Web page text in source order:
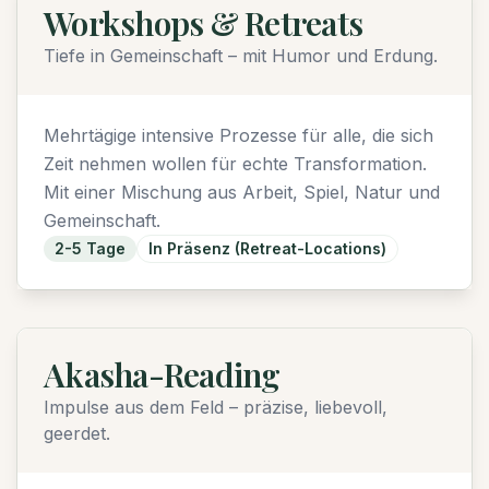
Workshops & Retreats
Tiefe in Gemeinschaft – mit Humor und Erdung.
Mehrtägige intensive Prozesse für alle, die sich
Zeit nehmen wollen für echte Transformation.
Mit einer Mischung aus Arbeit, Spiel, Natur und
Gemeinschaft.
2-5 Tage In Präsenz (Retreat-Locations)
Akasha-Reading
Impulse aus dem Feld – präzise, liebevoll,
geerdet.